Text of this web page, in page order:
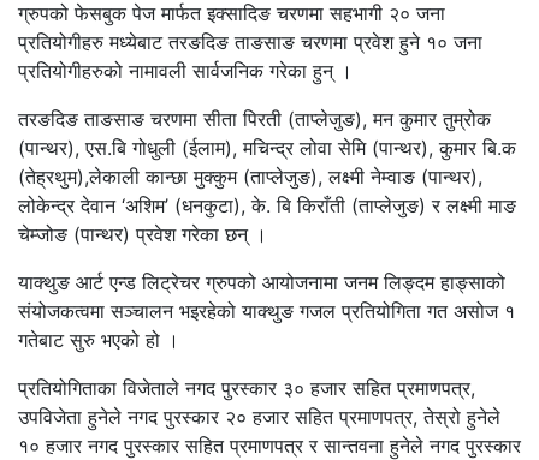
ग्रुपको फेसबुक पेज मार्फत इक्सादिङ चरणमा सहभागी २० जना
प्रतियोगीहरु मध्येबाट तरङदिङ ताङसाङ चरणमा प्रवेश हुने १० जना
प्रतियोगीहरुको नामावली सार्वजनिक गरेका हुन् ।
तरङदिङ ताङसाङ चरणमा सीता पिरती (ताप्लेजुङ), मन कुमार तुम्रोक
(पान्थर), एस.बि गोधुली (ईलाम), मचिन्द्र लोवा सेमि (पान्थर), कुमार बि.क
(तेह्रथुम),लेकाली कान्छा मुक्कुम (ताप्लेजुङ), लक्ष्मी नेम्वाङ (पान्थर),
लोकेन्द्र देवान ‘अशिम’ (धनकुटा), के. बि किराँती (ताप्लेजुङ) र लक्ष्मी माङ
चेम्जोङ (पान्थर) प्रवेश गरेका छन् ।
याक्थुङ आर्ट एन्ड लिट्रेचर ग्रुपको आयोजनामा जनम लिङ्दम हाङ्साको
संयोजकत्वमा सञ्चालन भइरहेको याक्थुङ गजल प्रतियोगिता गत असोज १
गतेबाट सुरु भएको हो ।
प्रतियोगिताका विजेताले नगद पुरस्कार ३० हजार सहित प्रमाणपत्र,
उपविजेता हुनेले नगद पुरस्कार २० हजार सहित प्रमाणपत्र, तेस्रो हुनेले
१० हजार नगद पुरस्कार सहित प्रमाणपत्र र सान्तवना हुनेले नगद पुरस्कार